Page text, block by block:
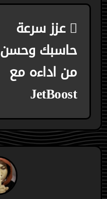
تصفّح
المقالات
عزز سرعة
حاسبك وحسن
من اداءه مع
JetBoost